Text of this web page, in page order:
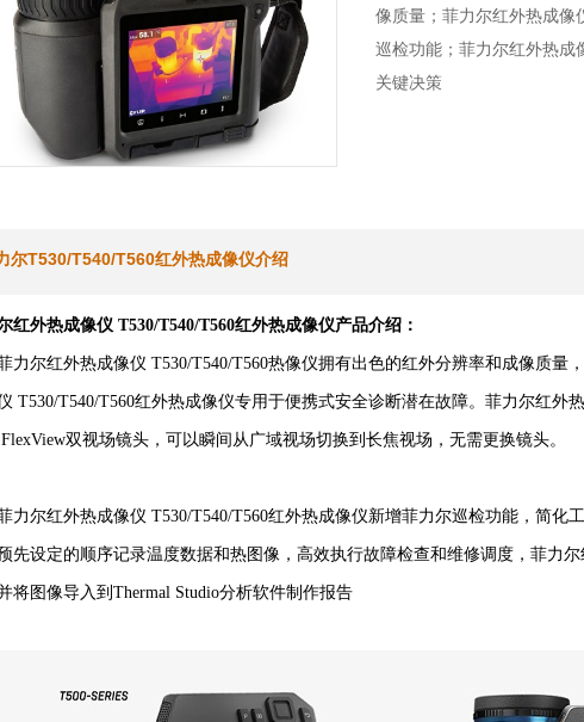
像质量；菲力尔红外热成
巡检功能；菲力尔红外热
关键决策
尔T530/T540/T560红外热成像仪介绍
红外热成像仪 T530/T540/T560红外热成像仪产品介绍：
力尔红外热成像仪 T530/T540/T560热像仪拥有出色的红外分辨率和成像质量
T530/T540/T560红外热成像仪专用于便携式安全诊断潜在故障。菲力尔红外
双视场镜头，可以瞬间从广域视场切换到长焦视场，无需更换镜头。
力尔红外热成像仪 T530/T540/T560红外热成像仪新增菲力尔巡检功能，简化
先设定的顺序记录温度数据和热图像，高效执行故障检查和维修调度，菲力
将图像导入到Thermal Studio分析软件制作报告